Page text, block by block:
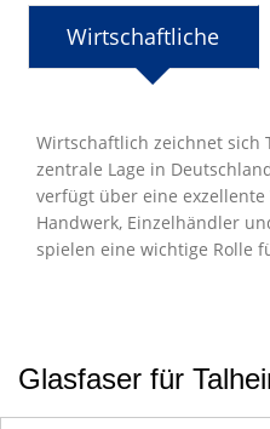
Wirtschaftliche
Wirtschaftlich zeichnet sich
zentrale Lage in
verfügt über eine
Handwerk, Einzelhändler
spielen eine wichtige Rolle
Glasfaser für